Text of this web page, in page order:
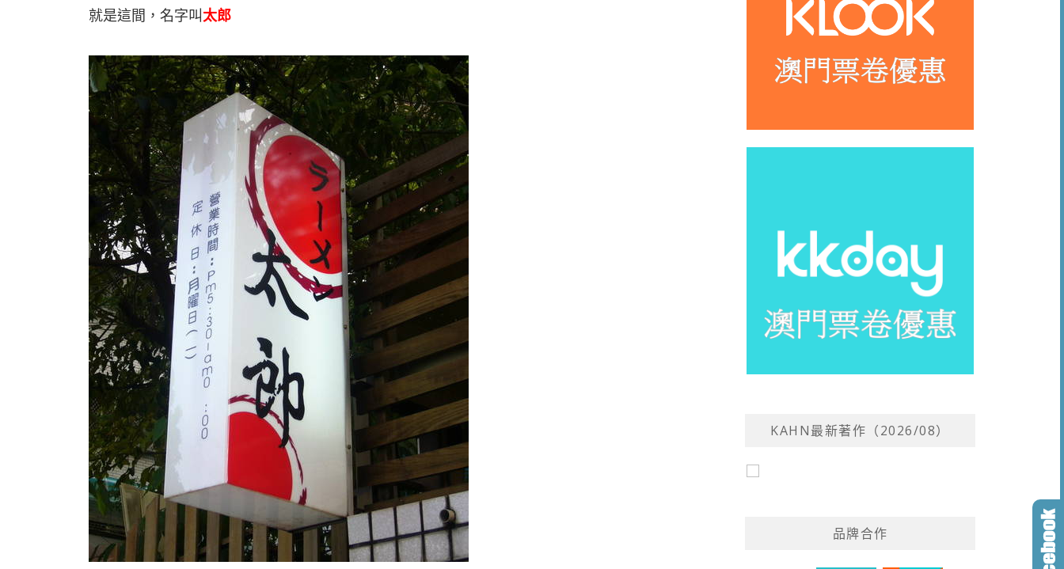
就是這間，名字叫 太郎
KAHN最新著作（2026/08）
品牌合作